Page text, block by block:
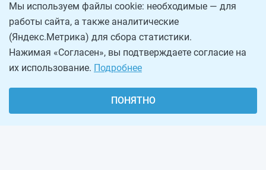
Мы используем файлы cookie: необходимые — для
работы сайта, а также аналитические
(Яндекс.Метрика) для сбора статистики.
Нажимая «Согласен», вы подтверждаете согласие на
их использование. Подробнее
ПОНЯТНО